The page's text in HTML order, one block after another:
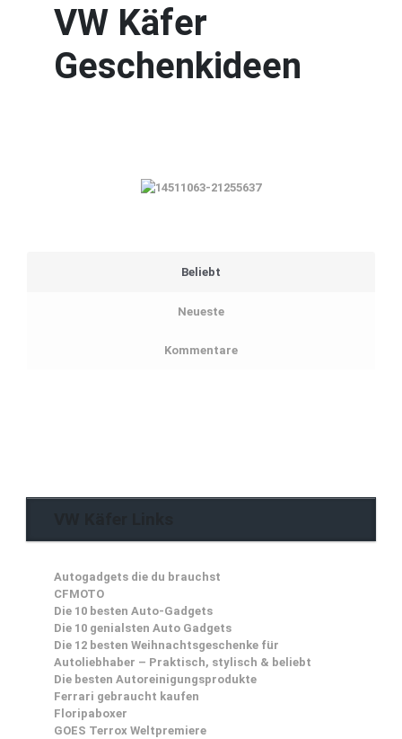
VW Käfer
Geschenkideen
Beliebt
Neueste
Kommentare
Autogadgets die du brauchst
CFMOTO
Die 10 besten Auto-Gadgets
Die 10 genialsten Auto Gadgets
Die 12 besten Weihnachtsgeschenke für
Autoliebhaber – Praktisch, stylisch & beliebt
Die besten Autoreinigungsprodukte
Ferrari gebraucht kaufen
Floripaboxer
GOES Terrox Weltpremiere